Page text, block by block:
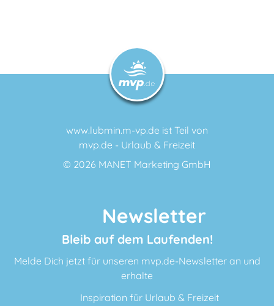
www.lubmin.m-vp.de ist Teil von
mvp.de - Urlaub & Freizeit
© 2026 MANET Marketing GmbH
Newsletter
Bleib auf dem Laufenden!
Melde Dich jetzt für unseren mvp.de-Newsletter an und
erhalte
Inspiration für Urlaub & Freizeit